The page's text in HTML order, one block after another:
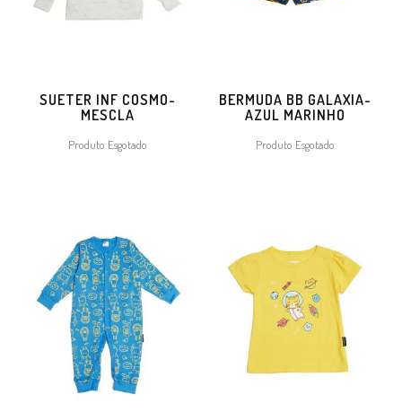
SUETER INF COSMO-
MESCLA
Produto Esgotado
BERMUDA BB GALAXIA-
AZUL MARINHO
Produto Esgotado